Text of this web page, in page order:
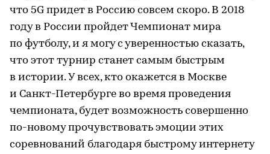
что 5G придет в Россию совсем скоро. В 2018
году в России пройдет Чемпионат мира
по футболу, и я могу с уверенностью сказать,
что этот турнир станет самым быстрым
в истории. У всех, кто окажется в Москве
и Санкт-Петербурге во время проведения
чемпионата, будет возможность совершенно
по-новому прочувствовать эмоции этих
соревнований благодаря быстрому интернету